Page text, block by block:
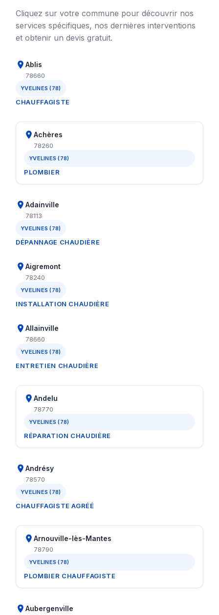
Cliquez sur votre commune pour découvrir nos
services spécifiques, nos dernières interventions
et obtenir un devis gratuit.
Ablis
78660
YVELINES (78)
CHAUFFAGISTE
Achères
78260
YVELINES (78)
PLOMBIER
Adainville
78113
YVELINES (78)
DÉPANNAGE CHAUDIÈRE
Aigremont
78240
YVELINES (78)
INSTALLATION CHAUDIÈRE
Allainville
78660
YVELINES (78)
ENTRETIEN CHAUDIÈRE
Andelu
78770
YVELINES (78)
RÉPARATION CHAUDIÈRE
Andrésy
78570
YVELINES (78)
CHAUFFAGISTE AGRÉÉ
Arnouville-lès-Mantes
78790
YVELINES (78)
PLOMBIER CHAUFFAGISTE
Aubergenville